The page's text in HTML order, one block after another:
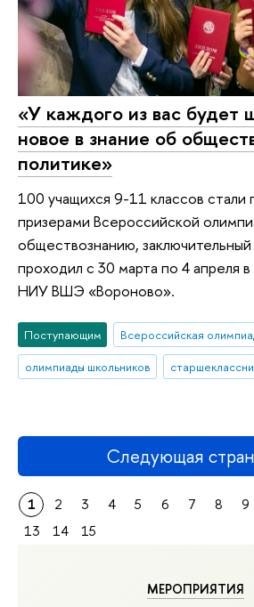
МЕРОПРИЯТИЯ
«У каждого из вас будет
новое в знание об
политике»
100 учащихся 9-11 классов стали
призерами Всероссийской
обществознанию,
проходил с 30 марта по 4 апреля
НИУ ВШЭ «Вороново».
Поступающим
Всероссийская
олимпиады школьников
Следующая
1 2 3 4 5 6 7 8 9
13
14 15